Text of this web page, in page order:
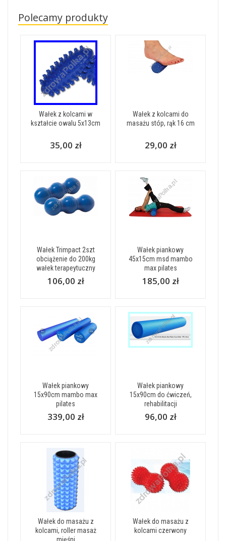
Polecamy produkty
Wałek z kolcami w
kształcie owalu 5x13cm
35,00 zł
Wałek z kolcami do
masażu stóp, rąk 16 cm
29,00 zł
Wałek Trimpact 2szt
obciążenie do 200kg
wałek terapeytuczny
106,00 zł
Wałek piankowy
45x15cm msd mambo
max pilates
185,00 zł
Wałek piankowy
15x90cm mambo max
pilates
339,00 zł
Wałek piankowy
15x90cm do ćwiczeń,
rehabilitacji
96,00 zł
Wałek do masażu z
kolcami, roller masaż
Wałek do masażu z
kolcami czerwony